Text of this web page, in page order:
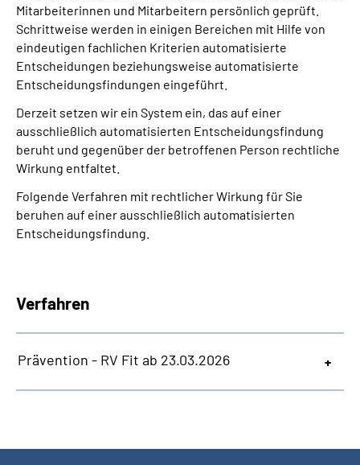
Mitarbeiterinnen und Mitarbeitern persönlich geprüft.
Schrittweise werden in einigen Bereichen mit Hilfe von
eindeutigen fachlichen Kriterien automatisierte
Entscheidungen beziehungsweise automatisierte
Entscheidungsfindungen eingeführt.
Derzeit setzen wir ein System ein, das auf einer
ausschließlich automatisierten Entscheidungs­findung
beruht und gegenüber der betroffenen Person rechtliche
Wirkung entfaltet.
Folgende Verfahren mit rechtlicher Wirkung für Sie
beruhen auf einer ausschließlich automatisierten
Entscheidungs­findung.
Verfahren
Prävention - RV Fit ab 23.03.2026